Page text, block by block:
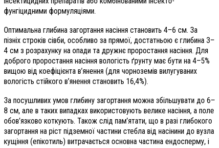
фунгіцидними формуляціями.
Оптимальна глибина загортання насіння становить 4–6 см. За
пізніх строків сівби, особливо за прямої, достатньою є глибина 3–
4 см з розрахунку на опади та дружнє проростання насіння. Для
доброго проростання насіння вологість ґрунту має бути на 4–5%
вищою від коефіцієнта в’янення (для чорноземів вилугуваних
вологість стійкого в’янення становить 16,4%).
За посушливих умов глибину загортання можна збільшувати до 6–
8 см, але в таких випадках використовують велике насіння, а поле
обов’язково коткують. Також слід пам’ятати, що в разі глибокого
загортання на ріст підземної частини стебла від насінини до вузла
кущіння (епікотиль) витрачається основна частина ендосперму, і